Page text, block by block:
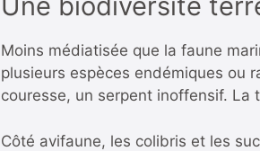
Moins médiatisée que la faune
plusieurs espèces endémiques ou
couresse, un serpent inoffensif. La
Côté avifaune, les colibris et les